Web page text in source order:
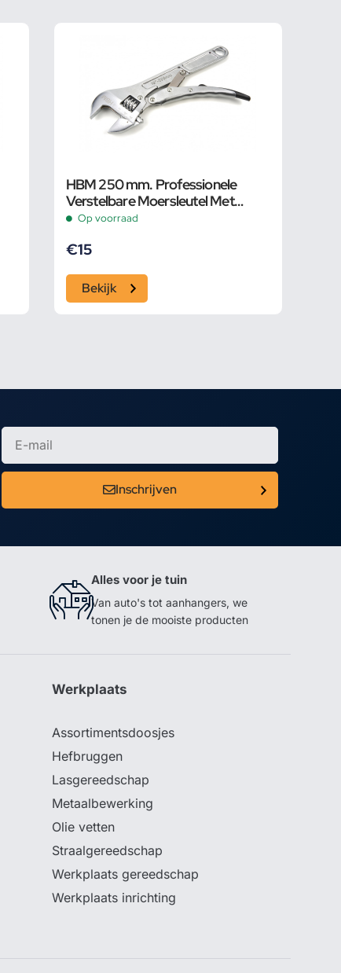
HBM 250 mm. Professionele
Verstelbare Moersleutel Met
Griptang Functie
Op voorraad
€15
Bekijk
Inschrijven
Alles voor je tuin
Van auto's tot aanhangers, we
tonen je de mooiste producten
Werkplaats
Assortimentsdoosjes
Hefbruggen
Lasgereedschap
Metaalbewerking
Olie vetten
Straalgereedschap
Werkplaats gereedschap
Werkplaats inrichting